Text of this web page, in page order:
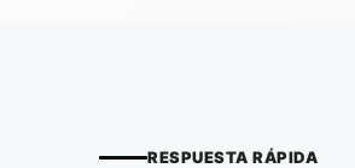
RESPUESTA RÁPIDA